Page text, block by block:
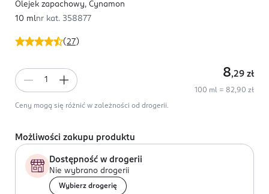
(27)
Olejek zapachowy, Cynamon
10 mlnr kat. 358877
8,29 zł
100 ml = 82,90 zł
Ceny mogą się różnić w zależności od drogerii.
Możliwości zakupu produktu
Dostępność w drogerii
Nie wybrano drogerii
Wybierz drogerię